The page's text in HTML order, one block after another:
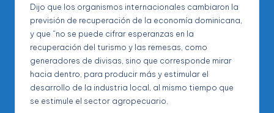
Dijo que los organismos internacionales cambiaron la
previsión de recuperación de la economía dominicana,
y que “no se puede cifrar esperanzas en la
recuperación del turismo y las remesas, como
generadores de divisas, sino que corresponde mirar
hacia dentro, para producir más y estimular el
desarrollo de la industria local, al mismo tiempo que
se estimule el sector agropecuario.